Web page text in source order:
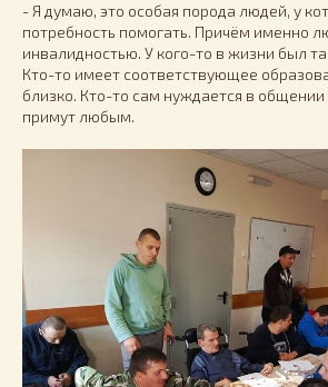
- Я думаю, это особая порода людей, у
потребность помогать. Причём именно
инвалидностью. У кого-то в жизни был
Кто-то имеет соответствующее
близко. Кто-то сам нуждается в общении
примут любым.